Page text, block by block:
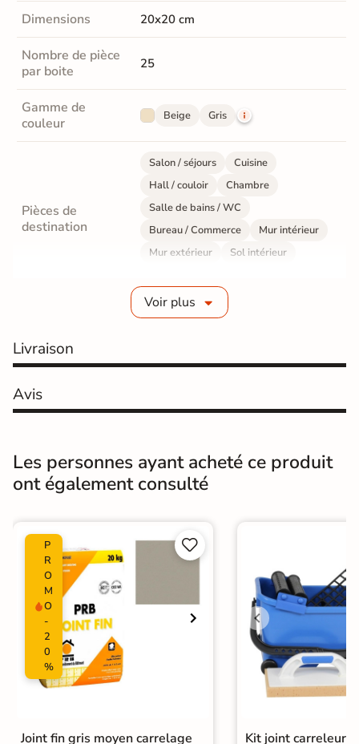
Dimensions 20x20 cm
Nombre de pièce
par boite
25
Gamme de
couleur
Beige Gris
Pièces de
destination
Salon / séjours
Cuisine
Hall / couloir
Chambre
Salle de bains / WC
Bureau / Commerce
Mur intérieur
Mur extérieur
Sol intérieur
Grès cérame émaillé
Epaisseur
Coefficient
antidérapant
l'usure
Masse colorée Non
Type de motif Motif unique
Bords Non-rectifié
Finition
Surface Antidérapante
Résistant au Gel
Voir plus
Livraison
Avis
Les personnes ayant acheté ce produit
ont également consulté
P
R
O
M
O
-
2
0
%


Joint fin gris moyen carrelage
Kit joint carreleur